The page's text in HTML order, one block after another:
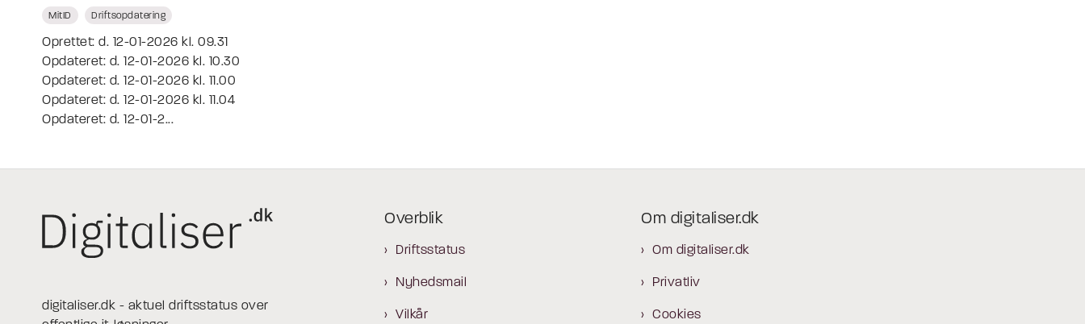
MitID Driftsopdatering
Oprettet: d. 12-01-2026 kl. 09.31
Opdateret: d. 12-01-2026 kl. 10.30
Opdateret: d. 12-01-2026 kl. 11.00
Opdateret: d. 12-01-2026 kl. 11.04
Opdateret: d. 12-01-2...
digitaliser.dk - aktuel driftsstatus over
Overblik
Driftsstatus
Nyhedsmail
Vilkår
Om digitaliser.dk
Om digitaliser.dk
Privatliv
Cookies